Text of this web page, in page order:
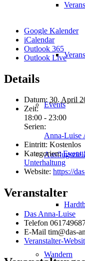
Events
Wandern
Google Kalender
iCalendar
Outlook 365
Outlook Live
Details
Datum: 30. April
Zeit:
18:00 - 23:00
Serien:
Anna-Luise
Eintritt: Kostenlos
Kategorien: Event
Unterhaltung
Website: https://
Veranstalter
Das Anna-Luise
Telefon
E-Mail tim@das-
Veranstalter-